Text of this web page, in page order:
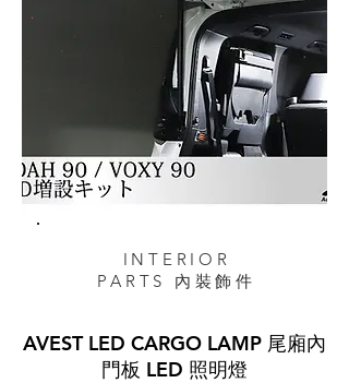
INTERIOR
PARTS 內裝飾件
AVEST LED CARGO LAMP 尾廂內
門板 LED 照明燈